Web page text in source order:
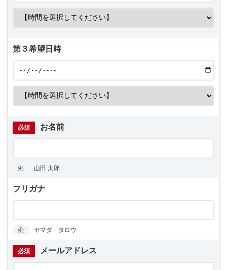
第３希望日時
必須 お名前
例 山田 太郎
フリガナ
例 ヤマダ タロウ
必須 メールアドレス